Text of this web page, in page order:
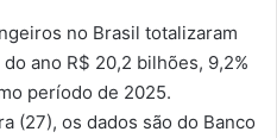
no Brasil totalizaram
ano R$ 20,2 bilhões, 9,2%
período de 2025.
(27), os dados são do Banco